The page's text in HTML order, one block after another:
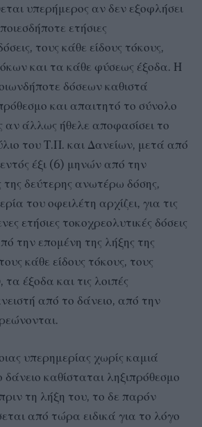
υπερήμερος αν δεν εξοφλήσει
ετήσιες
τους κάθε είδους τόκους,
και τα κάθε φύσεως έξοδα. Η
δόσεων καθιστά
και απαιτητό το σύνολο
αν άλλως ήθελε αποφασίσει το
του Τ.Π. και Δανείων, μετά από
έξι (6) μηνών από την
της δεύτερης ανωτέρω δόσης,
του οφειλέτη αρχίζει, για τις
ετήσιες τοκοχρεολυτικές δόσεις
την επομένη της λήξης της
κάθε είδους τόκους, τους
έξοδα και τις λοιπές
από το δάνειο, από την
υπερημερίας χωρίς καμιά
καθίσταται ληξιπρόθεσμο
τη λήξη του, το δε παρόν
από τώρα ειδικά για το λόγο